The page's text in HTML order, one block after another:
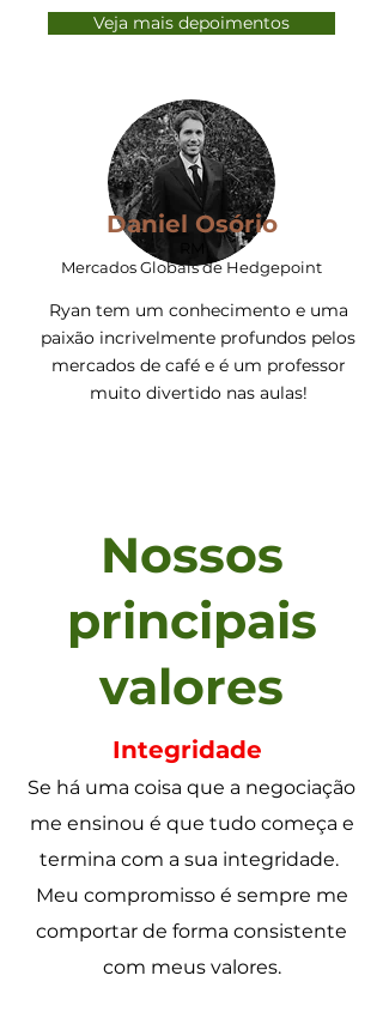
Veja mais depoimentos
Daniel Osório
Mercados Globais de Hedgepoint
Ryan tem um conhecimento e uma
paixão incrivelmente profundos pelos
mercados de café e é um professor
muito divertido nas aulas!
Nossos
principais
valores
Integridade
Se há uma coisa que a negociação
me ensinou é que tudo começa e
termina com a sua integridade.
Meu compromisso é sempre me
comportar de forma consistente
com meus valores.